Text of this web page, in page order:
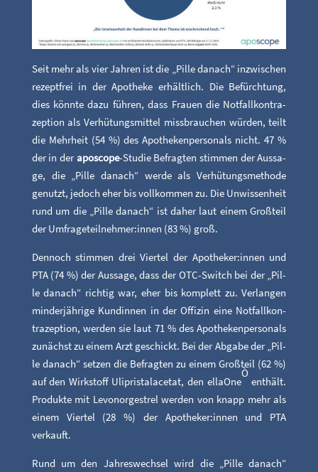
Seit mehr als vier Jah­ren ist die „Pil­le danach“ inzwi­schen
rezept­frei in der Apo­the­ke erhält­lich. Die Befürch­tung,
dies könn­te dazu füh­ren, dass Frau­en die Not­fall­kon­tra­
zep­ti­on als Ver­hü­tungs­mit­tel miss­brau­chen wür­den, teilt
die Mehr­heit (54 %) des Apo­the­ken­per­so­nals nicht. 47 %
der in derapo­scope-Stu­die Befrag­ten stim­men der Aus­sa­
ge, die „Pil­le danach“ wer­de als Ver­hü­tungs­me­tho­de
genutzt, jedoch eher bis voll­kom­men zu. Die Unwis­sen­heit
rund um die „Pil­le danach“ ist daher laut einem Groß­teil
der Umfrageteilnehmer:innen (83 %) groß.
Den­noch stim­men drei Vier­tel der Apotheker:innen und
PTA (74 %) der Aus­sa­ge, dass der OTC-Switch bei der „Pil­
le danach“ rich­tig war, eher bis kom­plett zu. Ver­lan­gen
min­der­jäh­ri­ge Kun­din­nen in der Offi­zin eine Not­fall­kon­
tra­zep­ti­on, wer­den sie laut 71 % des Apo­the­ken­per­so­nals
zunächst zu einem Arzt geschickt. Bei der Abga­be der „Pil­
le danach“ set­zen die Befrag­ten zu einem Groß­teil (62 %)
auf den Wirk­stoff Uli­pris­tal­ace­tat, den ellaO­ne
Ò
ent­hält.
Pro­duk­te mit Levon­or­ge­st­rel wer­den von knapp mehr als
einem Vier­tel (28 %) der Apotheker:innen und PTA
verkauft.
Rund um den Jah­res­wech­sel wird die „Pil­le danach“